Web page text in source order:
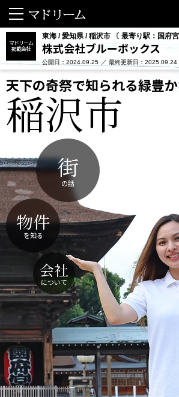
マドリーム
掲載会社
東海 / 愛知県 / 稲沢市 〔 最寄り駅：国府宮
株式会社ブルーボックス
公開日：2024.09.25 最終更新日：2025.09.24
天下の奇祭で知られる緑豊
稲沢市
街
の話
物件
を知る
会社
について